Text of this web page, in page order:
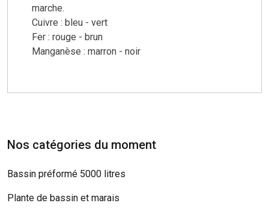
marche.
Cuivre : bleu - vert
Fer : rouge - brun
Manganèse : marron - noir
Nos catégories du moment
Bassin préformé 5000 litres
Plante de bassin et marais